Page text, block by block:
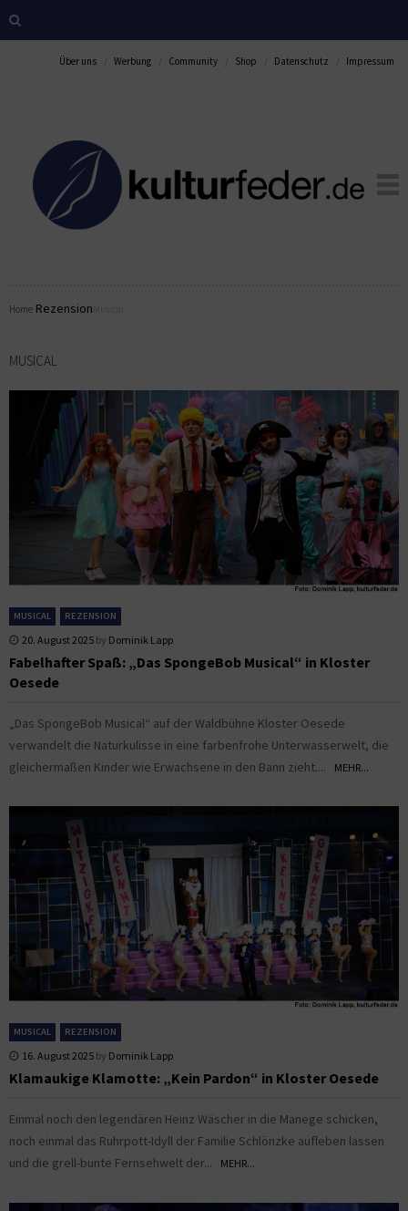
Über uns Werbung Community Shop Datenschutz Impressum
Home Rezension
MUSICAL
MUSICAL REZENSION
20. August 2025 by Dominik Lapp
Fabelhafter Spaß: „Das SpongeBob Musical“ in Kloster
Oesede
„Das SpongeBob Musical“ auf der Waldbühne Kloster Oesede
verwandelt die Naturkulisse in eine farbenfrohe Unterwasserwelt, die
gleichermaßen Kinder wie Erwachsene in den Bann zieht....
MEHR...
MUSICAL REZENSION
16. August 2025 by Dominik Lapp
Klamaukige Klamotte: „Kein Pardon“ in Kloster Oesede
Einmal noch den legendären Heinz Wäscher in die Manege schicken,
noch einmal das Ruhrpott-Idyll der Familie Schlönzke aufleben lassen
und die grell-bunte Fernsehwelt der...
MEHR...